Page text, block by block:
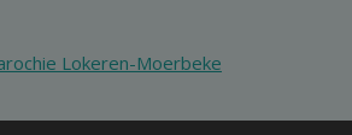
Lokeren-Moerbeke